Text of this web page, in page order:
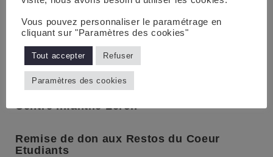
Remise d’un don – Classe ULIS – Collège
des Ormeaux
Apéritif et remise de don à la SNSM – et
visite de la vedette de sauvetage
Buffet campagnard et remise d’un don au
Centre Infantile Lerch
Remise de don aux Restos du Coeur
Etudiants
Vous pouvez personnaliser le paramétrage en
cliquant sur "Paramètres des cookies"
Tout accepter Refuser
Paramètres des cookies